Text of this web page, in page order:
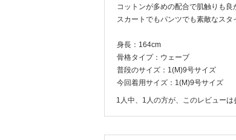
コットンが多めの配合で肌触りも
スカートでもパンツでも素敵なスタ
身長：164cm
骨格タイプ：ウェーブ
普段のサイズ：1(M)9号サイズ
今回着用サイズ：1(M)9号サイズ
1人中、1人の方が、このレビューは